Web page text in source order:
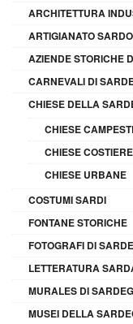
ARCHITETTURA
ARTIGIANATO SARDO
AZIENDE STORICHE
CARNEVALI DI
CHIESE DELLA
CHIESE
CHIESE COSTIERE
CHIESE URBANE
COSTUMI SARDI
FONTANE STORICHE
FOTOGRAFI DI
LETTERATURA
MURALES DI
MUSEI DELLA